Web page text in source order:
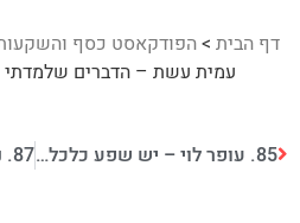
דף הבית >הפודקאסט כסף
עמית עשת – הדברים שלמדתי
85. עופר לוי – יש שפע כלכלי בעולם לכולם